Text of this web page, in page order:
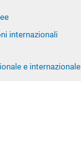
internazionali
e internazionale